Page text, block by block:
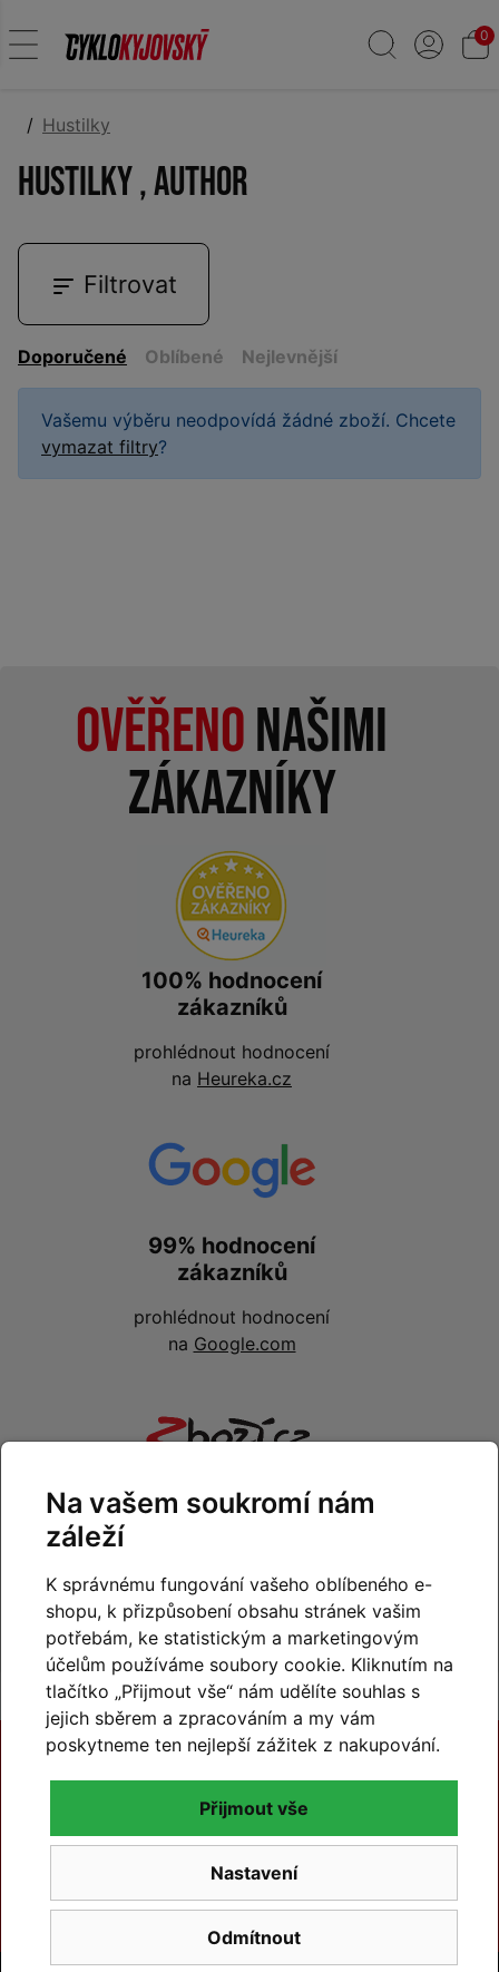
0
Hustilky
Hustilky , AUTHOR
Filtrovat
Doporučené Oblíbené Nejlevnější
Vašemu výběru neodpovídá žádné zboží. Chcete
vymazat filtry?
Ověřenonašimi
zákazníky
100% hodnocení
zákazníků
prohlédnout hodnocení
na Heureka.cz
99% hodnocení
zákazníků
prohlédnout hodnocení
na Google.com
99% hodnocení
prohlédnout hodnocení
naZboží.cz aFirmy.cz
Další značky
Na vašem soukromí nám
záleží
K správnému fungování vašeho oblíbeného e-
shopu, k přizpůsobení obsahu stránek vašim
potřebám, ke statistickým a marketingovým
účelům používáme soubory cookie. Kliknutím na
tlačítko „Přijmout vše“ nám udělíte souhlas s
jejich sběrem a zpracováním a my vám
poskytneme ten nejlepší zážitek z nakupování.
Odmítnout
Nastavení
Přijmout vše